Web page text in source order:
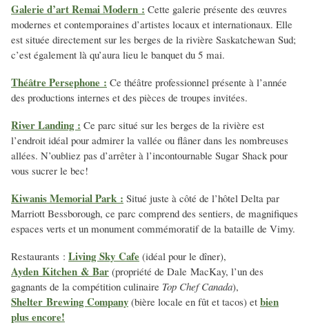
Galerie d’art Remai Modern : Cette galerie présente des œuvres
modernes et contemporaines d’artistes locaux et internationaux. Elle
est située directement sur les berges de la rivière Saskatchewan Sud;
c’est également là qu’aura lieu le banquet du 5 mai.
Théâtre Persephone : Ce théâtre professionnel présente à l’année
des productions internes et des pièces de troupes invitées.
River Landing : Ce parc situé sur les berges de la rivière est
l’endroit idéal pour admirer la vallée ou flâner dans les nombreuses
allées. N’oubliez pas d’arrêter à l’incontournable Sugar Shack pour
vous sucrer le bec!
Kiwanis Memorial Park : Situé juste à côté de l’hôtel Delta par
Marriott Bessborough, ce parc comprend des sentiers, de magnifiques
espaces verts et un monument commémoratif de la bataille de Vimy.
Restaurants : Living Sky Cafe (idéal pour le dîner),
Ayden Kitchen & Bar (propriété de Dale MacKay, l’un des
gagnants de la compétition culinaire Top Chef Canada),
Shelter Brewing Company (bière locale en fût et tacos) et bien
plus encore!